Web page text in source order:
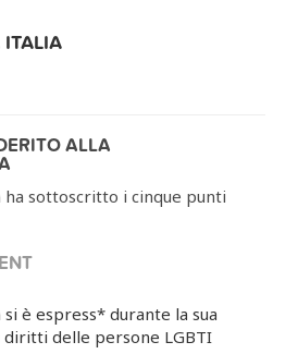
ITALIA
ALLA
sottoscritto i cinque punti
è espress* durante la sua
delle persone LGBTI